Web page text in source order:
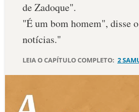
SALMO DO DIA
DEVOCIONAL DIÁRIO
ESTUDOS BÍBLICOS
de Zadoque".
"É um bom homem", disse
notícias."
LEIA O CAPÍTULO COMPLETO: 2